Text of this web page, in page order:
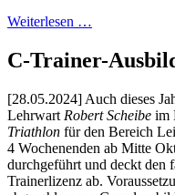
Weiterlesen …
C-Trainer-
[28.05.2024] Auch dieses
Lehrwart Robert Scheibe im
Triathlon für den Bereich
4 Wochenenden ab Mitte
durchgeführt und deckt den
Trainerlizenz ab.